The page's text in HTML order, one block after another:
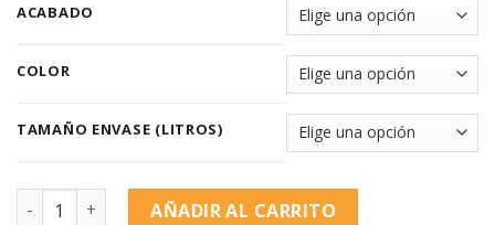
ACABADO
COLOR
TAMAÑO ENVASE (LITROS)
Titanlux BARNIZ decoración ecológico cantidad
AÑADIR AL CARRITO